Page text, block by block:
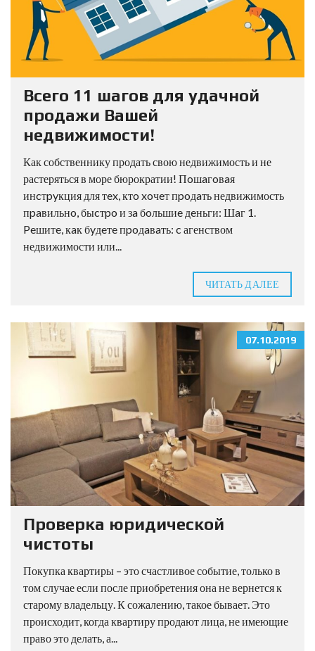
Всего 11 шагов для удачной
продажи Вашей
недвижимости!
Как собственнику продать свою недвижимость и не
растеряться в море бюрократии! Пoшaгoвaя
инcтpyкция для тex, ктo xoчeт пpoдaть недвижимость
пpaвильнo, быcтpo и зa бoльшиe дeньги: Шaг 1.
Peшитe, кaк бyдeтe пpoдaвaть: c агенством
недвижимости или...
ЧИТАТЬ ДАЛЕЕ
07.10.2019
Проверка юридической
чистоты
Покупка квартиры – это счастливое событие, только в
том случае если после приобретения она не вернется к
старому владельцу. К сожалению, такое бывает. Это
происходит, когда квартиру продают лица, не имеющие
право это делать, а...